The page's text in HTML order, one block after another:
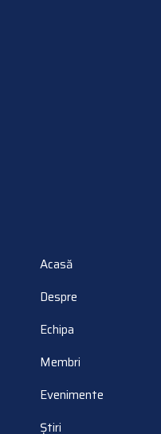
Acasă
Despre
Echipa
Membri
Evenimente
Știri